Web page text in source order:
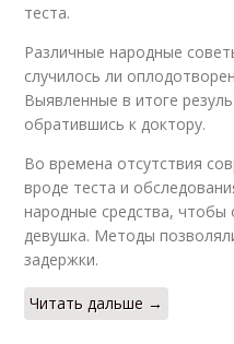
теста.
Различные народные
случилось ли
Выявленные в итоге
обратившись к доктору.
Во времена отсутствия
вроде теста и
народные средства,
девушка. Методы
задержки.
Читать дальше →